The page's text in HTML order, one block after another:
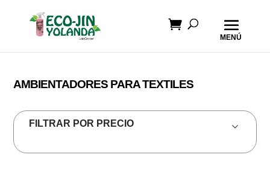
AMBIENTADORES PARA TEXTILES
FILTRAR POR PRECIO